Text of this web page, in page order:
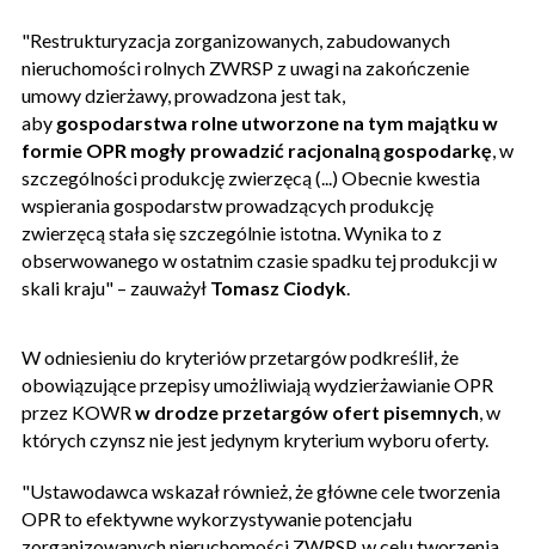
"Restrukturyzacja zorganizowanych, zabudowanych
nieruchomości rolnych ZWRSP z uwagi na zakończenie
umowy dzierżawy, prowadzona jest tak,
aby gospodarstwa rolne utworzone na tym majątku w
formie OPR mogły prowadzić racjonalną gospodarkę , w
szczególności produkcję zwierzęcą (...) Obecnie kwestia
wspierania gospodarstw prowadzących produkcję
zwierzęcą stała się szczególnie istotna. Wynika to z
obserwowanego w ostatnim czasie spadku tej produkcji w
skali kraju" – zauważył Tomasz Ciodyk
W odniesieniu do kryteriów przetargów podkreślił, że
obowiązujące przepisy umożliwiają wydzierżawianie OPR
przez KOWR w drodze przetargów ofert pisemnych , w
których czynsz nie jest jedynym kryterium wyboru oferty.
"Ustawodawca wskazał również, że główne cele tworzenia
OPR to efektywne wykorzystywanie potencjału